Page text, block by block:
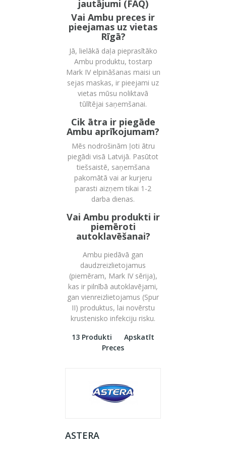
jautājumi (FAQ)
Vai Ambu preces ir
pieejamas uz vietas
Rīgā?
Jā, lielākā daļa pieprasītāko
Ambu produktu, tostarp
Mark IV elpināšanas maisi un
sejas maskas, ir pieejami uz
vietas mūsu noliktavā
tūlītējai saņemšanai.
Cik ātra ir piegāde
Ambu aprīkojumam?
Mēs nodrošinām ļoti ātru
piegādi visā Latvijā. Pasūtot
tiešsaistē, saņemšana
pakomātā vai ar kurjeru
parasti aizņem tikai 1-2
darba dienas.
Vai Ambu produkti ir
piemēroti
autoklavēšanai?
Ambu piedāvā gan
daudzreizlietojamus
(piemēram, Mark IV sērija),
kas ir pilnībā autoklavējami,
gan vienreizlietojamus (Spur
II) produktus, lai novērstu
krustenisko infekciju risku.
13 Produkti
Apskatīt
Preces
ASTERA